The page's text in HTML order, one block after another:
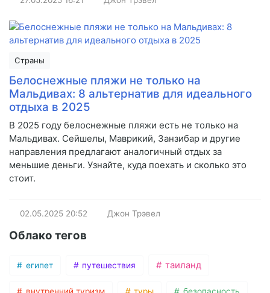
Страны
Белоснежные пляжи не только на
Мальдивах: 8 альтернатив для идеального
отдыха в 2025
В 2025 году белоснежные пляжи есть не только на
Мальдивах. Сейшелы, Маврикий, Занзибар и другие
направления предлагают аналогичный отдых за
меньшие деньги. Узнайте, куда поехать и сколько это
стоит.
02.05.2025 20:52 Джон Трэвел
Облако тегов
египет путешествия таиланд